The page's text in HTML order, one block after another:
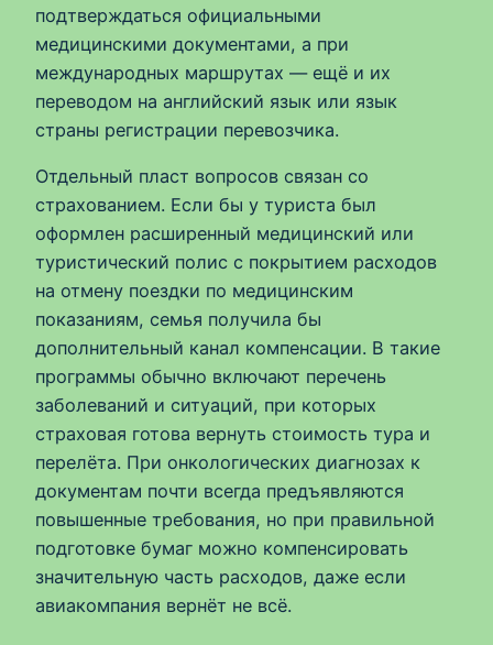
подтверждаться официальными
медицинскими документами, а при
международных маршрутах — ещё и их
переводом на английский язык или язык
страны регистрации перевозчика.
Отдельный пласт вопросов связан со
страхованием. Если бы у туриста был
оформлен расширенный медицинский или
туристический полис с покрытием расходов
на отмену поездки по медицинским
показаниям, семья получила бы
дополнительный канал компенсации. В такие
программы обычно включают перечень
заболеваний и ситуаций, при которых
страховая готова вернуть стоимость тура и
перелёта. При онкологических диагнозах к
документам почти всегда предъявляются
повышенные требования, но при правильной
подготовке бумаг можно компенсировать
значительную часть расходов, даже если
авиакомпания вернёт не всё.